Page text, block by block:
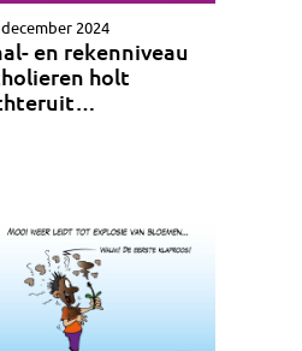
2024
en rekenniveau
holt